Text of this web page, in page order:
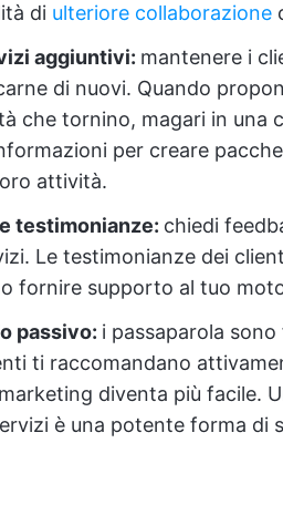
di ulteriore collaborazione
aggiuntivi: mantenere i
di nuovi. Quando
che tornino, magari in una
per creare
attività.
testimonianze: chiedi
Le testimonianze dei
fornire supporto al tuo
passivo: i passaparola
ti raccomandano
diventa più facile.
è una potente forma di